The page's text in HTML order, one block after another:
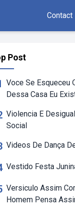
Contact
Post
Voce Se Esqueceu
Dessa Casa Eu
Violencia E
Social
Videos De Dança
Vestido Festa
Versiculo Assim
Homem Pensa